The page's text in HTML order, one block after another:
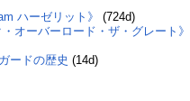
ハーゼリット》
(724d)
オーバーロード・ザ・グレート》
ードの歴史 (14d)